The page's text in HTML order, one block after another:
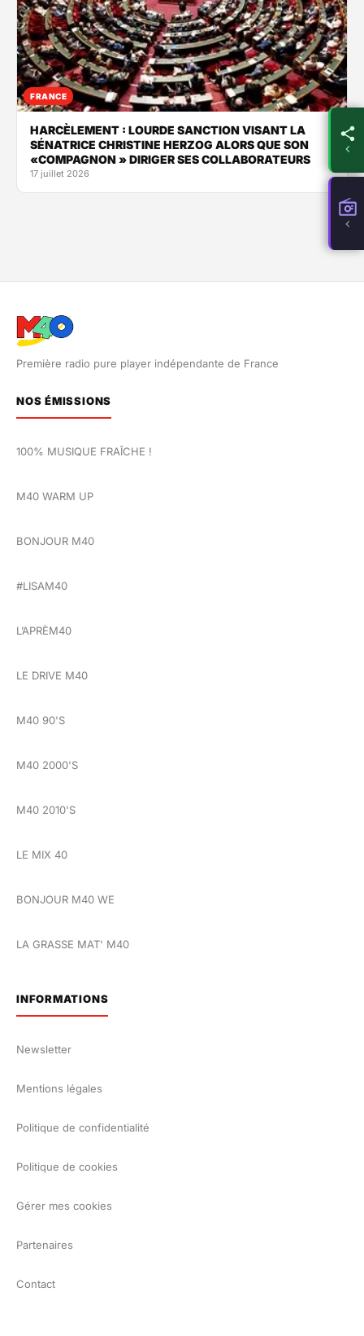
FRANCE
HARCÈLEMENT : LOURDE SANCTION VISANT LA
SÉNATRICE CHRISTINE HERZOG ALORS QUE SON
«COMPAGNON » DIRIGER SES COLLABORATEURS
17 juillet 2026
Première radio pure player indépendante de France
NOS ÉMISSIONS
100% MUSIQUE FRAÎCHE !
M40 WARM UP
BONJOUR M40
#LISAM40
L’APRÈM40
LE DRIVE M40
M40 90'S
M40 2000'S
M40 2010'S
LE MIX 40
BONJOUR M40 WE
LA GRASSE MAT' M40
INFORMATIONS
Newsletter
Mentions légales
Politique de confidentialité
Politique de cookies
Gérer mes cookies
Partenaires
Contact